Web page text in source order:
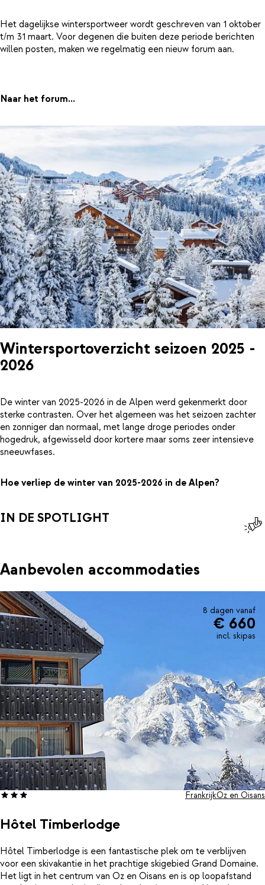
Het dagelijkse wintersportweer wordt geschreven van 1 oktober
t/m 31 maart. Voor degenen die buiten deze periode berichten
willen posten, maken we regelmatig een nieuw forum aan.
Naar het forum...
Wintersportoverzicht seizoen 2025 -
2026
De winter van 2025-2026 in de Alpen werd gekenmerkt door
sterke contrasten. Over het algemeen was het seizoen zachter
en zonniger dan normaal, met lange droge periodes onder
hogedruk, afgewisseld door kortere maar soms zeer intensieve
sneeuwfases.
Hoe verliep de winter van 2025-2026 in de Alpen?
IN DE SPOTLIGHT
Aanbevolen accommodaties
8 dagen vanaf
€ 660
incl. skipas
Hôtel Timberlodge
FrankrijkOz en Oisans
Hôtel Timberlodge is een fantastische plek om te verblijven
voor een skivakantie in het prachtige skigebied Grand Domaine.
Het ligt in het centrum van Oz en Oisans en is op loopafstand